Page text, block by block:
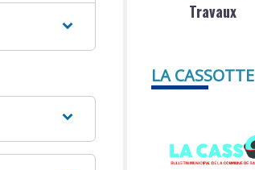
Travaux
LA CASSOTTE